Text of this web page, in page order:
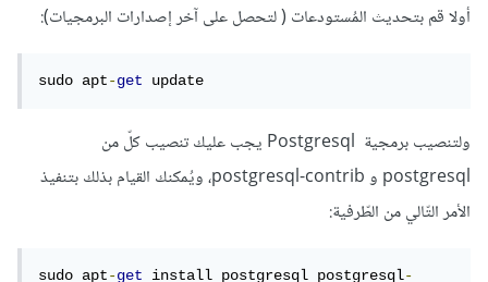
أولا قم بتحديث المُستودعات ( لتحصل على آخر إصدارات البرمجيات):
sudo apt-get update
ولتنصيب برمجية Postgresql يجب عليك تنصيب كلّ من
postgresql و postgresql-contrib، ويُمكنك القيام بذلك بتنفيذ
الأمر التّالي من الطّرفية:
sudo apt-get install postgresql postgresql-